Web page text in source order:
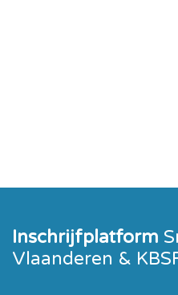
Inschrijfplatform
Vlaanderen &